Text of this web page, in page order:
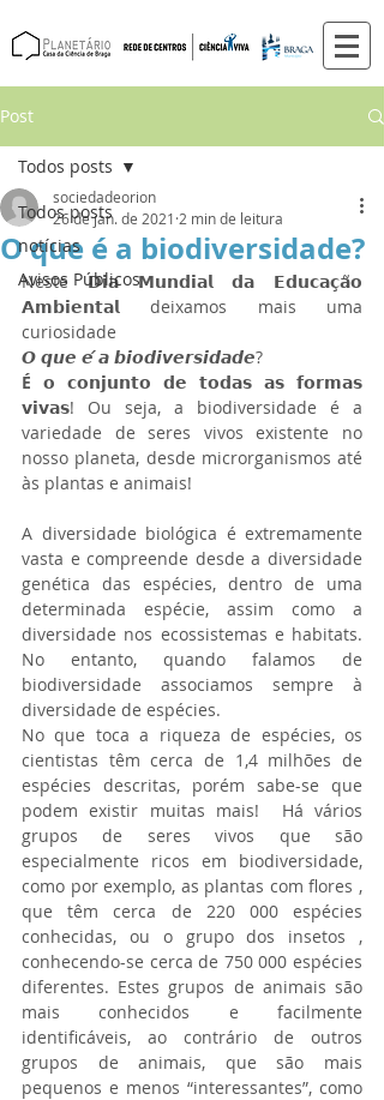
Post
Todos posts
notícias
Avisos Públicos
Todos posts
O que é a biodiversidade?
sociedadeorion
26 de jan. de 2021 2 min de leitura
Neste 𝗗𝗶𝗮 𝗠𝘂𝗻𝗱𝗶𝗮𝗹 𝗱𝗮 𝗘𝗱𝘂𝗰𝗮𝗰̧𝗮̃𝗼
𝗔𝗺𝗯𝗶𝗲𝗻𝘁𝗮𝗹 deixamos mais uma
curiosidade
𝙊 𝙦𝙪𝙚 𝙚́ 𝙖 𝙗𝙞𝙤𝙙𝙞𝙫𝙚𝙧𝙨𝙞𝙙𝙖𝙙𝙚?
É 𝗼 𝗰𝗼𝗻𝗷𝘂𝗻𝘁𝗼 𝗱𝗲 𝘁𝗼𝗱𝗮𝘀 𝗮𝘀 𝗳𝗼𝗿𝗺𝗮𝘀
𝘃𝗶𝘃𝗮𝘀! Ou seja, a biodiversidade é a
variedade de seres vivos existente no
nosso planeta, desde microrganismos até
às plantas e animais!
A diversidade biológica é extremamente
vasta e compreende desde a diversidade
genética das espécies, dentro de uma
determinada espécie, assim como a
diversidade nos ecossistemas e habitats.
No entanto, quando falamos de
biodiversidade associamos sempre à
diversidade de espécies.
No que toca a riqueza de espécies, os
cientistas têm cerca de 1,4 milhões de
espécies descritas, porém sabe-se que
podem existir muitas mais!  Há vários
grupos de seres vivos que são
especialmente ricos em biodiversidade,
como por exemplo, as plantas com flores ,
que têm cerca de 220 000 espécies
conhecidas, ou o grupo dos insetos ,
conhecendo-se cerca de 750 000 espécies
diferentes. Estes grupos de animais são
mais conhecidos e facilmente
identificáveis, ao contrário de outros
grupos de animais, que são mais
pequenos e menos “interessantes”, como